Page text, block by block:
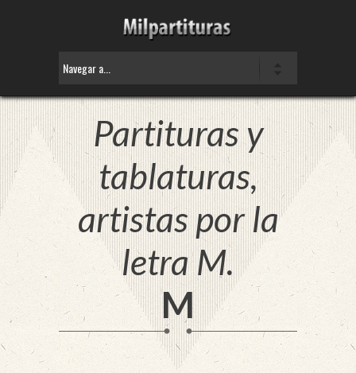
Partituras y
tablaturas,
artistas por la
letra M.
M